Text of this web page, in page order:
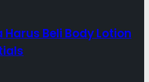
Beli Body Lotion